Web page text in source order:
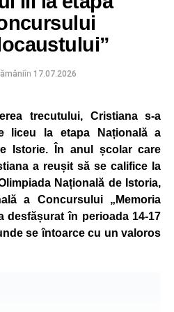
se cu regulile de circulație
să le respecte pentru a fi
momente a fost atelierul
în carieră”, unde copiii au
menite să îi ajute să își
exprime aspirațiile și să ia
de activitate și profesiile
le urmeze în viitor.
de dexteritate manuală, în
au realizat desene și lucrări
de karaoke, muzică și jocuri
mișcarea și colaborarea în
în 17.07.2026
trecutului, Cristiana s-a
liceu la etapa Națională a
Istorie. În anul școlar care
a reușit să se califice la
Națională de Istoria,
a Concursului „Memoria
desfășurat în perioada 14-17
se întoarce cu un valoros